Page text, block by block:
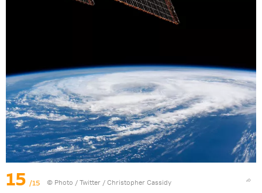
15 /15 © Photo / Twitter / Christopher Cassidy